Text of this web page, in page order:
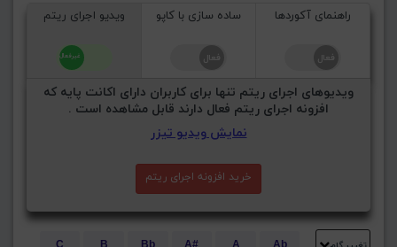
راهنمای آکوردها ساده سازی با کاپو ویدیو اجرای ریتم
ویدیوهای اجرای ریتم تنها برای کاربران دارای اکانت پایه که
افزونه اجرای ریتم فعال دارند قابل مشاهده است .
نمایش ویدیو تیزر
خرید افزونه اجرای ریتم